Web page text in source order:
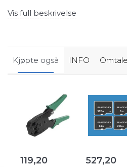
Vis full beskrivelse
Kjøpte også INFO
119,20 527,20